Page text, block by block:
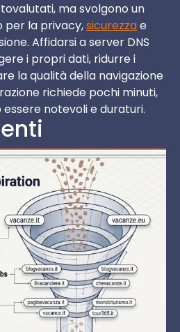
ma svolgono un
per la privacy,sicurezzae
Affidarsi a server DNS
i propri dati, ridurre i
la qualità della navigazione
richiede pochi minuti,
notevoli e duraturi.